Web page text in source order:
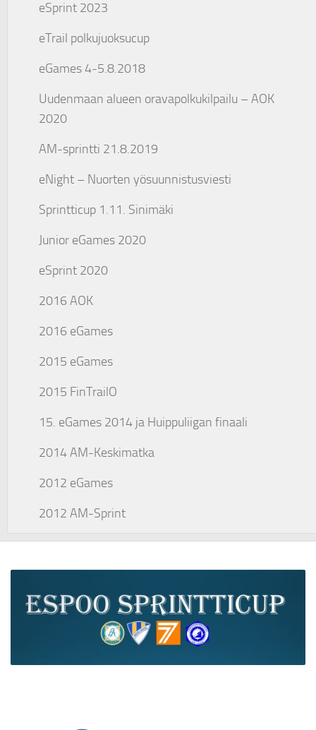
eSprint 2023
eTrail polkujuoksucup
eGames 4-5.8.2018
Uudenmaan alueen oravapolkukilpailu – AOK
2020
AM-sprintti 21.8.2019
eNight – Nuorten yösuunnistusviesti
Sprintticup 1.11. Sinimäki
Junior eGames 2020
eSprint 2020
2016 AOK
2016 eGames
2015 eGames
2015 FinTrailO
15. eGames 2014 ja Huippuliigan finaali
2014 AM-Keskimatka
2012 eGames
2012 AM-Sprint